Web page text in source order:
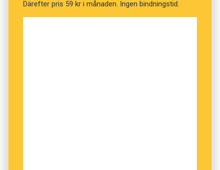
Därefter pris 59 kr i månaden. Ingen bindningstid.